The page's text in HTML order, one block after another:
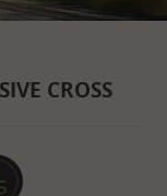
CROSS